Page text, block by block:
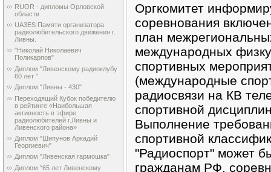
RUOR - дипломы Орловской
области
UA3ES Памяти организатора
радиолюбительского движения г.
Ливны.
"Николай Николаевич
Поликарпов"
Диплом "Ливенскому радиоклубу
60 лет "
Диплом "Ливны - 430"
Переходящий Кубок победителю
в рейтинге «Наибольшая
активность в эфире
радиолюбителей г.Ливны и
Ливенского района»
Диплом "Шипунов Аркадий
Георгиевич"
Диплом "Ливенская гармошка"
Диплом “65 лет Ливенскому
Оргкомитет
соревнования
план
международных
спортивных
(международные
радиосвязи на КВ
спортивной
Выполнение
спортивной
"Радиоспорт" может
гражданам РФ,